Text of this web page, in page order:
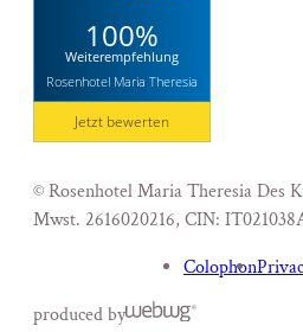
100%
Weiterempfehlung
Rosenhotel Maria Theresia
Jetzt bewerten
© Rosenhotel Maria Theresia Des
Mwst. 2616020216, CIN:
Colophon
produced by